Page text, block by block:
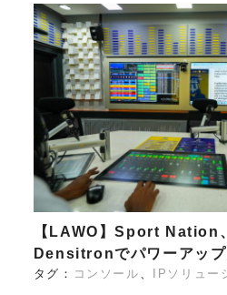
【LAWO】Sport Nation
Densitronでパワーアッ
タグ： コンソール IPソリュー